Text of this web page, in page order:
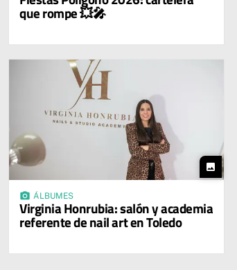
que rompe 💥🎤
photo
photo_camera ÁLBUMES
Virginia Honrubia: salón y academia
referente de nail art en Toledo